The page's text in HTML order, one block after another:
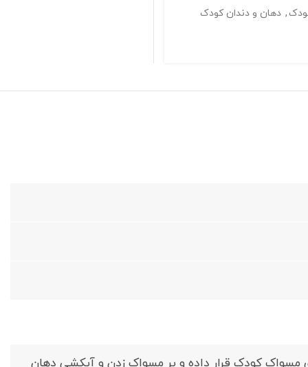
, دهان و دندان کودک
را روی مسواک کودک قرار داده و بر مسواک زدن و آبکشی دهان